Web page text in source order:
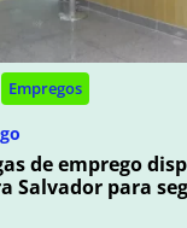
Empregos
de emprego
Salvador para